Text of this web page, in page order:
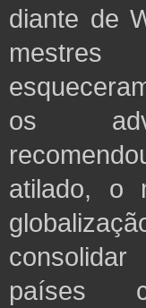
diante de
os
atilado, o
países